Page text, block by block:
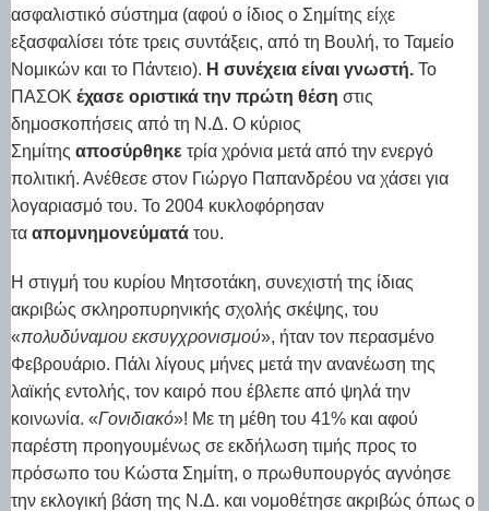
ασφαλιστικό σύστημα (αφού ο ίδιος ο Σημίτης είχε
εξασφαλίσει τότε τρεις συντάξεις, από τη Βουλή, το Ταμείο
Νομικών και το Πάντειο). Η συνέχεια είναι γνωστή. Το
ΠΑΣΟΚ έχασε οριστικά την πρώτη θέση στις
δημοσκοπήσεις από τη Ν.Δ. Ο κύριος
Σημίτης αποσύρθηκε τρία χρόνια μετά από την ενεργό
πολιτική. Ανέθεσε στον Γιώργο Παπανδρέου να χάσει για
λογαριασμό του. Το 2004 κυκλοφόρησαν
τα απομνημονεύματά του.
Η στιγμή του κυρίου Μητσοτάκη, συνεχιστή της ίδιας
ακριβώς σκληροπυρηνικής σχολής σκέψης, του
«πολυδύναμου εκσυγχρονισμού», ήταν τον περασμένο
Φεβρουάριο. Πάλι λίγους μήνες μετά την ανανέωση της
λαϊκής εντολής, τον καιρό που έβλεπε από ψηλά την
κοινωνία. «Γονιδιακό»! Με τη μέθη του 41% και αφού
παρέστη προηγουμένως σε εκδήλωση τιμής προς το
πρόσωπο του Κώστα Σημίτη, ο πρωθυπουργός αγνόησε
την εκλογική βάση της Ν.Δ. και νομοθέτησε ακριβώς όπως ο